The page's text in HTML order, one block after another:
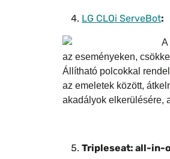
LG CLOi ServeBot:
A
az eseményeken,
Állítható polcokkal
az emeletek között,
akadályok elkerülésére,
Tripleseat: all-in-